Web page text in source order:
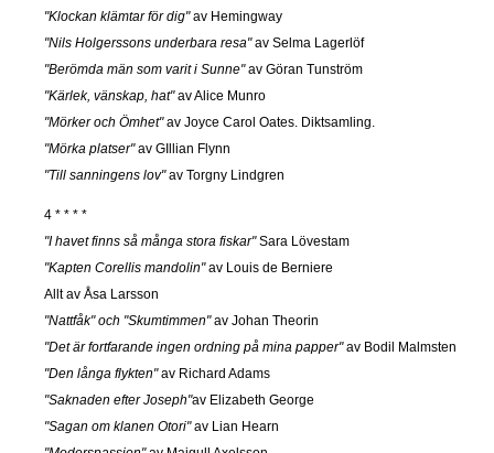
"Klockan klämtar för dig"av Hemingway
"Nils Holgerssons underbara resa"av Selma Lagerlöf
"Berömda män som varit i Sunne"av Göran Tunström
"Kärlek, vänskap, hat"av Alice Munro
"Mörker och Ömhet"av Joyce Carol Oates. Diktsamling.
"Mörka platser"av GIllian Flynn
"Till sanningens lov"av Torgny Lindgren
4 * * * *
"I havet finns så många stora fiskar"Sara Lövestam
"Kapten Corellis mandolin"av Louis de Berniere
Allt av Åsa Larsson
"Nattfåk" och "Skumtimmen"av Johan Theorin
"Det är fortfarande ingen ordning på mina papper"av Bodil Malmsten
"Den långa flykten"av Richard Adams
"Saknaden efter Joseph"av Elizabeth George
"Sagan om klanen Otori"av Lian Hearn